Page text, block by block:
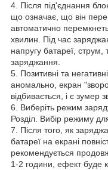
4. Після під'єднання
що означає, що він
автоматично
хвилин. Під час
напругу батареї, струм,
заряджання.
5. Позитивні та
аномально, екран
відбивається, і є зумер
6. Виберіть режим
Розділ. Вибір режиму
7. Після того, як
батареї на екрані
рекомендується
1-2 години, ефект буде